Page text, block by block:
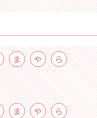
ま や
ら
ま や
ら